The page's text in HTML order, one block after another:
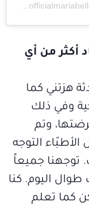
A post shared by Maria Bello (@officialmariabello)
أكثر من أي
هزتني كما
وفي ذلك
وتم
التوجه
جميعاً
اليوم. كنا
كما تعلم